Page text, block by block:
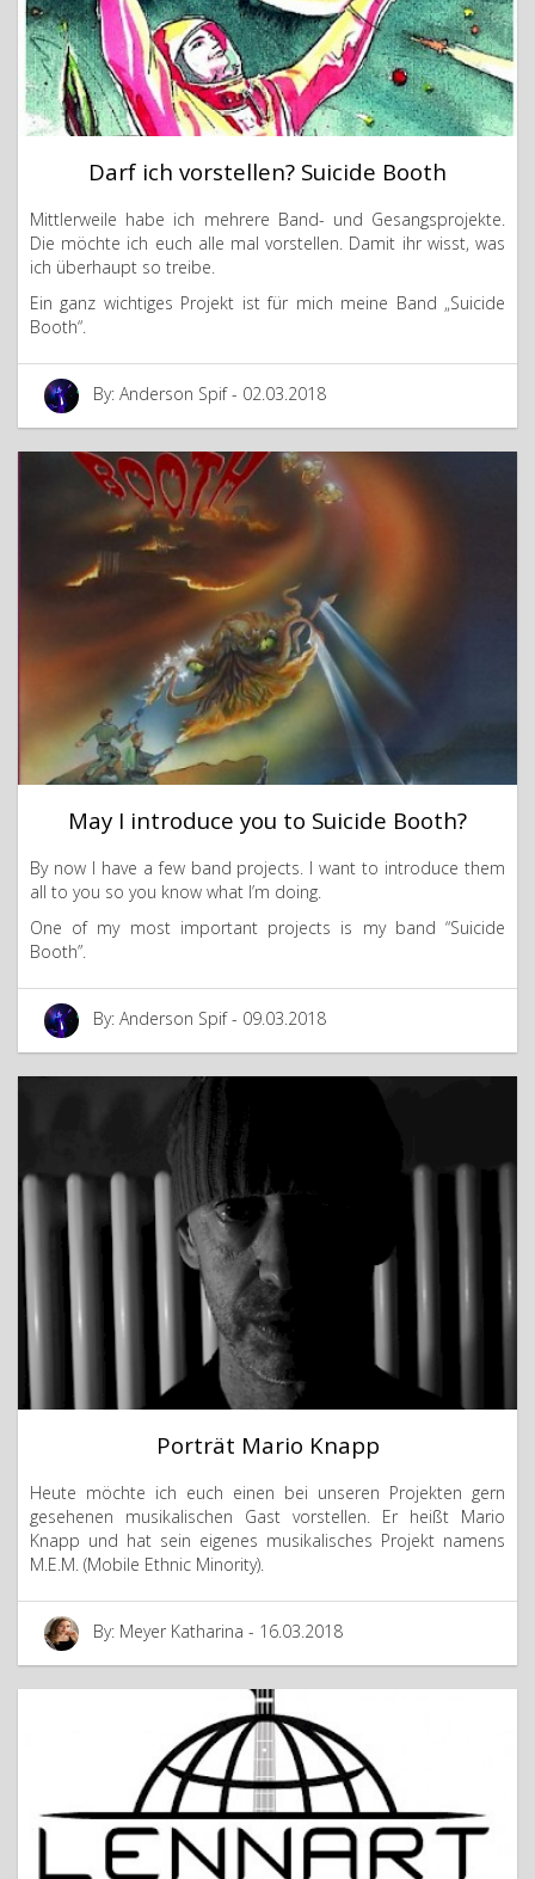
Darf ich vorstellen? Suicide Booth
Mittlerweile habe ich mehrere Band- und Gesangsprojekte.
Die möchte ich euch alle mal vorstellen. Damit ihr wisst, was
ich überhaupt so treibe.
Ein ganz wichtiges Projekt ist für mich meine Band „Suicide
Booth“.
By: Anderson Spif - 02.03.2018
May I introduce you to Suicide Booth?
By now I have a few band projects. I want to introduce them
all to you so you know what I’m doing.
One of my most important projects is my band “Suicide
Booth”.
By: Anderson Spif - 09.03.2018
Porträt Mario Knapp
Heute möchte ich euch einen bei unseren Projekten gern
gesehenen musikalischen Gast vorstellen. Er heißt Mario
Knapp und hat sein eigenes musikalisches Projekt namens
M.E.M. (Mobile Ethnic Minority).
By: Meyer Katharina - 16.03.2018